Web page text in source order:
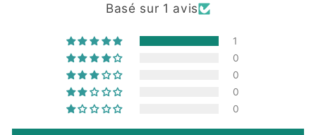
Basé sur 1 avis
1
0
0
0
0